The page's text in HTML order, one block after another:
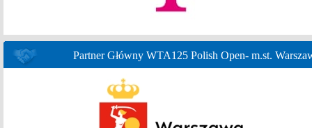
Partner Główny WTA125 Polish Open- m.st.